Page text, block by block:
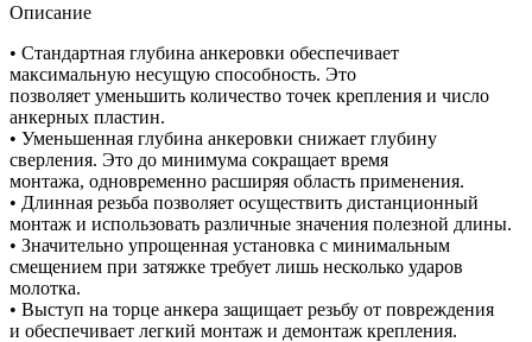
Описание
• Стандартная глубина анкеровки обеспечивает
максимальную несущую способность. Это
позволяет уменьшить количество точек крепления и число
анкерных пластин.
• Уменьшенная глубина анкеровки снижает глубину
сверления. Это до минимума сокращает время
монтажа, одновременно расширяя область применения.
• Длинная резьба позволяет осуществить дистанционный
монтаж и использовать различные значения полезной длины.
• Значительно упрощенная установка с минимальным
смещением при затяжке требует лишь несколько ударов
молотка.
• Выступ на торце анкера защищает резьбу от повреждения
и обеспечивает легкий монтаж и демонтаж крепления.